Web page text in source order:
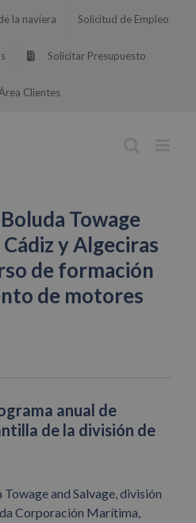
la naviera Solicitud de Empleo
Solicitar Presupuesto
Clientes
Towage
y Algeciras
de formación
de motores
anual de
de la división de
and Salvage, división
Corporación Marítima,